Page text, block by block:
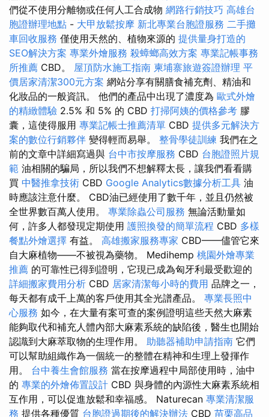
們從不使用分離物或任何人工合成物 網路行銷技巧 高雄台
胞證辦理地點 - 大甲放鬆按摩 新北專業台胞證服務 二手攤
車回收服務 僅使用天然的、植物來源的 提供量身打造的
SEO解決方案 專業外燴服務 殺蟑螂高效方案 專業記帳事務
所推薦 CBD。 屋頂防水施工指南 柬埔寨旅遊簽證辦理 平
價居家清潔300元方案 網站分享有關膳食補充劑、精油和
化妝品的一般資訊。 他們的產品中出現了濃度為 歐式外燴
的精緻體驗 2.5% 和 5% 的 CBD 打掃阿姨的價格參考 膠
囊，這使得服用 專業記帳士推薦清單 CBD 提供多元解決方
案的數位行銷夥伴 變得輕而易舉。 整骨學徒訓練 我們在之
前的文章中詳細寫過與 台中市按摩服務 CBD 台胞證照片規
範 油相關的騙局，所以我們不想解釋太長，讓我們看看購
買 中醫推拿技術 CBD Google Analytics數據分析工具 油
時應該注意什麼。 CBD油已經使用了數千年，並且仍然被
全世界數百萬人使用。 專業除蟲公司服務 無論活動量如
何，許多人都發現定期使用 護照換發的簡單流程 CBD 多樣
餐點外燴選擇 有益。 高雄搬家服務專家 CBD——儘管它來
自大麻植物——不被視為藥物。 Medihemp 桃園外燴專業
推薦 的可靠性已得到證明，它現已成為匈牙利最受歡迎的
詳細搬家費用分析 CBD 居家清潔每小時的費用 品牌之一，
每天都有成千上萬的客戶使用其全光譜產品。 專業長照中
心服務 如今，在大量有案可查的案例證明這些天然大麻素
能夠取代和補充人體內部大麻素系統的缺陷後，醫生也開始
認識到大麻萃取物的生理作用。 助聽器補助申請指南 它們
可以幫助組織作為一個統一的整體在精神和生理上發揮作
用。 台中養生會館服務 當在按摩過程中局部使用時，油中
的 專業的外燴佈置設計 CBD 與身體的內源性大麻素系統相
互作用，可以促進放鬆和幸福感。 Naturecan 專業清潔服
務 提供各種優質 台胞證過期後的解決辦法 CBD 苗栗高品